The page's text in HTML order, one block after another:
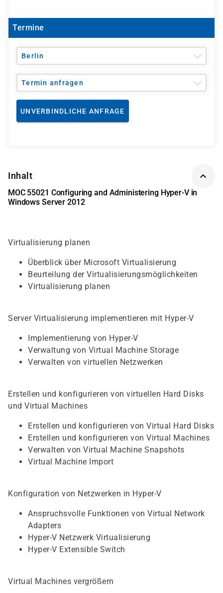
Termine
Berlin
Termin anfragen
UNVERBINDLICHE ANFRAGE
Inhalt
MOC 55021 Configuring and Administering Hyper-V in
Windows Server 2012
Virtualisierung planen
Überblick über Microsoft Virtualisierung
Beurteilung der Virtualisierungsmöglichkeiten
Virtualisierung planen
Server Virtualisierung implementieren mit Hyper-V
Implementierung von Hyper-V
Verwaltung von Virtual Machine Storage
Verwalten von virtuellen Netzwerken
Erstellen und konfigurieren von virtuellen Hard Disks
und Virtual Machines
Erstellen und konfigurieren von Virtual Hard Disks
Erstellen und konfigurieren von Virtual Machines
Verwalten von Virtual Machine Snapshots
Virtual Machine Import
Konfiguration von Netzwerken in Hyper-V
Anspruchsvolle Funktionen von Virtual Network
Adapters
Hyper-V Netzwerk Virtualisierung
Hyper-V Extensible Switch
Virtual Machines vergrößern